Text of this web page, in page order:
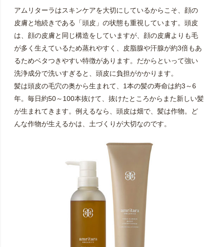
アムリターラはスキンケアを大切にしているからこそ、顔の
皮膚と地続きである「頭皮」の状態も重視しています。頭皮
は、顔の皮膚と同じ構造をしていますが、顔の皮膚よりも毛
が多く生えているため蒸れやすく、皮脂腺や汗腺が約3倍もあ
るためベタつきやすい特徴があります。だからといって強い
洗浄成分で洗いすぎると、頭皮に負担がかかります。
髪は頭皮の毛穴の奥から生まれて、1本の髪の寿命は約3～6
年。毎日約50～100本抜けて、抜けたところからまた新しい髪
が生まれてきます。例えるなら、頭皮は畑で、髪は作物。ど
んな作物が生えるかは、土づくりが大切なのです。